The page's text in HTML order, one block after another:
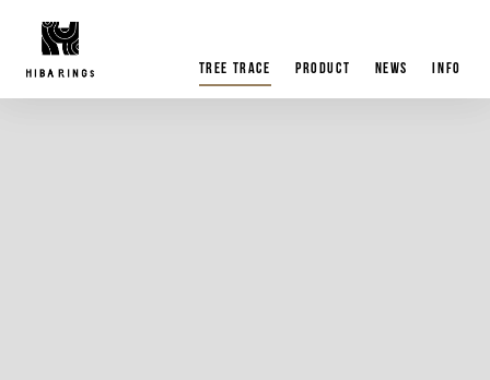
tree trace product news info